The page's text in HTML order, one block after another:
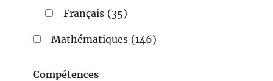
Français (35)
Mathématiques (146)
Compétences